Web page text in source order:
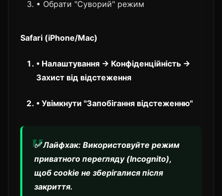
• Обрати "Суворий" режим
Safari (iPhone/Mac)
• Налаштування → Конфіденційність →
Захист від відстеження
• Увімкнути "Запобігання відстеженню"
✅ Лайфхак: Використовуйте режим
приватного перегляду (Incognito),
щоб cookie не зберігалися після
закриття.